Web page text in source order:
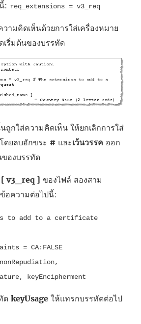
: req_extensions = v3_req
วามคิดเห็นด้วยการใส่เครื่องหมาย
ริ่มต้นของบรรทัด
ถูกใส่ความคิดเห็น ให้ยกเลิกการใส่
ดยลบอักขระ # และเว้นวรรค ออก
ของบรรทัด
[ v3_req ] ของไฟล์ สองสาม
อความต่อไปนี้:
to add to a certificate
= CA:FALSE
keyEncipherment
ด keyUsage ให้แทรกบรรทัดต่อไป